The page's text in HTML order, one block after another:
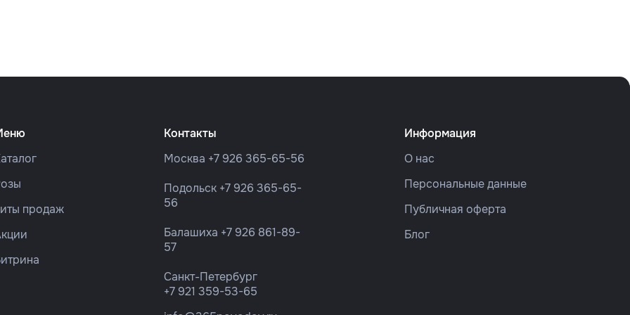
продаж
Контакты
Москва +7 926 365-65-56
Подольск +7 926 365-65-
56
Балашиха +7 926 861-89-
57
Санкт-Петербург
+7 921 359-53-65
Информация
О нас
Персональные данные
Публичная оферта
Блог